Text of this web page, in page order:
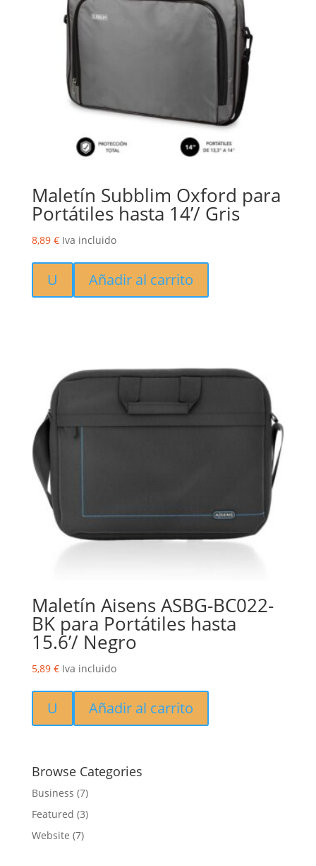
Maletín Subblim Oxford para
Portátiles hasta 14’/ Gris
8,89 € Iva incluido
U Añadir al carrito
Maletín Aisens ASBG-BC022-
BK para Portátiles hasta
15.6’/ Negro
5,89 € Iva incluido
U Añadir al carrito
Browse Categories
Business (7)
Featured (3)
Website (7)